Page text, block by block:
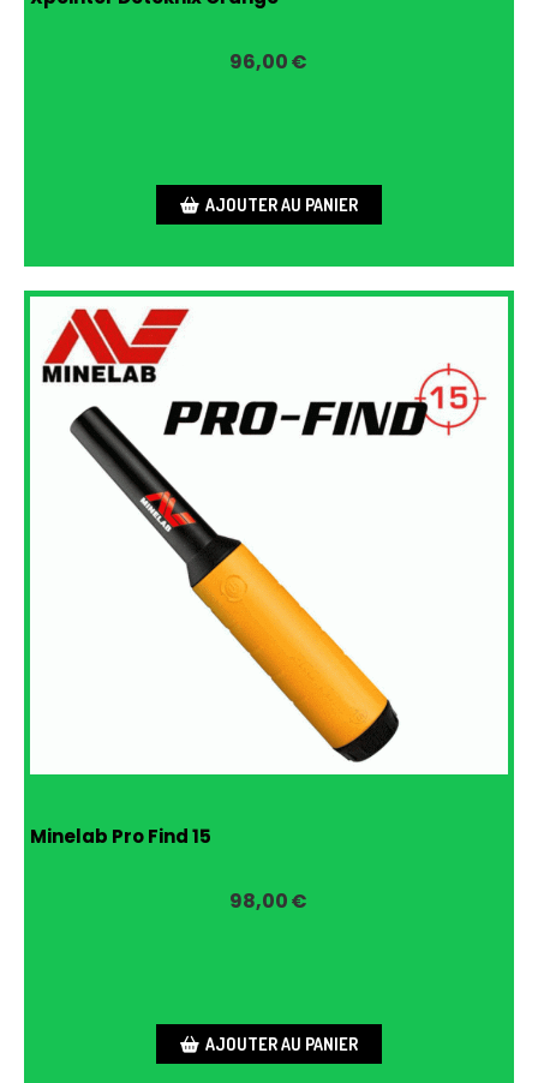
96,00€
AJOUTER AU PANIER
Minelab Pro Find 15
98,00€
AJOUTER AU PANIER